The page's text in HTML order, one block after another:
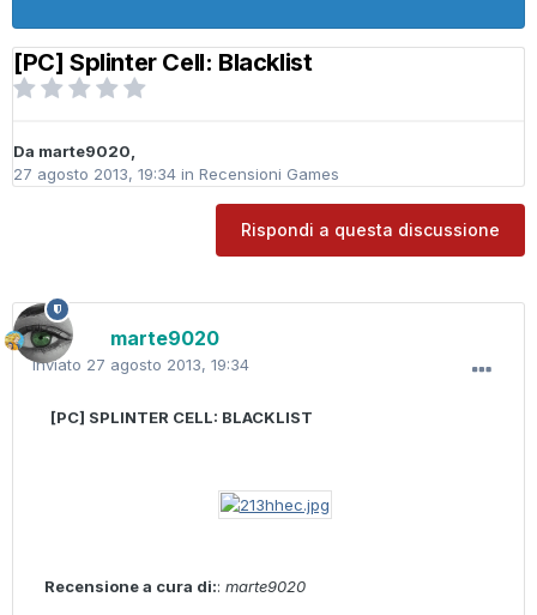
[PC] Splinter Cell: Blacklist
Da marte9020,
27 agosto 2013, 19:34 in Recensioni Games
Rispondi a questa discussione
marte9020
Inviato 27 agosto 2013, 19:34
[PC] SPLINTER CELL: BLACKLIST
Recensione a cura di:: marte9020